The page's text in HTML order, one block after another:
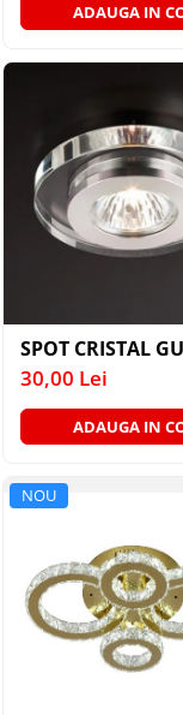
ADAUGA IN
SPOT CRISTAL
30,00 Lei
ADAUGA IN
NOU